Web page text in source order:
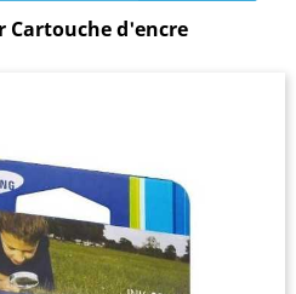
Cartouche d'encre